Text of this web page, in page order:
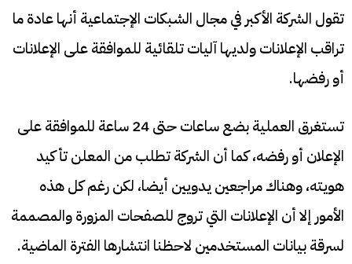
تقول الشركة الأكبر في مجال الشبكات الإجتماعية أنها عادة ما
تراقب الإعلانات ولديها آليات تلقائية للموافقة على الإعلانات
أو رفضها.
تستغرق العملية بضع ساعات حتى 24 ساعة للموافقة على
الإعلان أو رفضه، كما أن الشركة تطلب من المعلن تأكيد
هويته، وهناك مراجعين يدويين أيضا، لكن رغم كل هذه
الأمور إلا أن الإعلانات التي تروج للصفحات المزورة والمصممة
لسرقة بيانات المستخدمين لاحظنا انتشارها الفترة الماضية.